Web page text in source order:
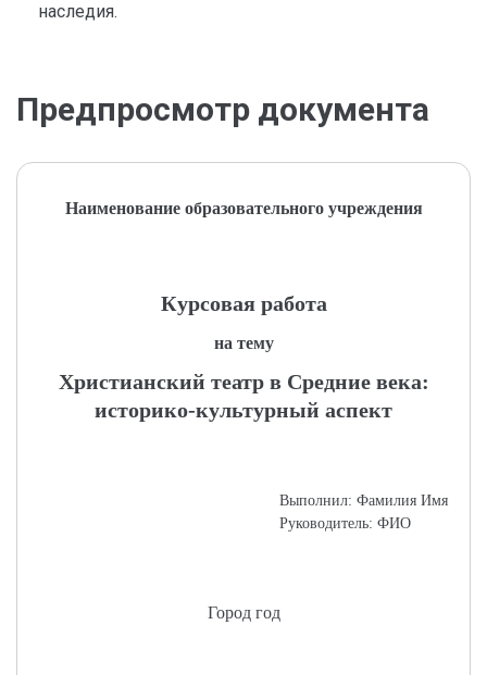
наследия.
Предпросмотр документа
Наименование образовательного учреждения
Курсовая работа
на тему
Христианский театр в Средние века:
историко-культурный аспект
Выполнил: Фамилия Имя
Руководитель: ФИО
Город год